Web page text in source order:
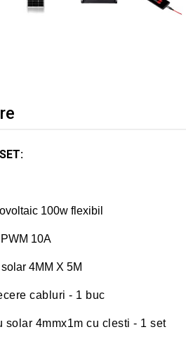
100w flexibil
10A
4MM X 5M
cabluri - 1 buc
solar 4mmx1m cu clesti - 1 set